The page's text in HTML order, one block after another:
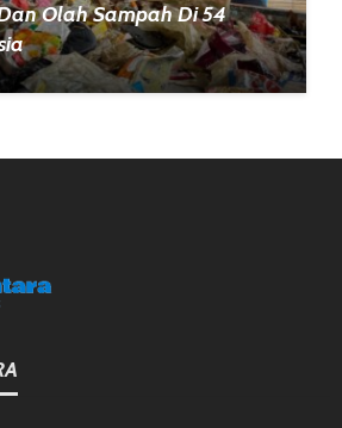
Olah Sampah Di 54